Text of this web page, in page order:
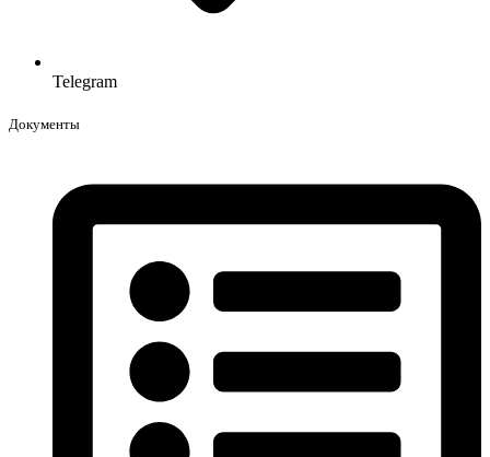
Telegram
Документы